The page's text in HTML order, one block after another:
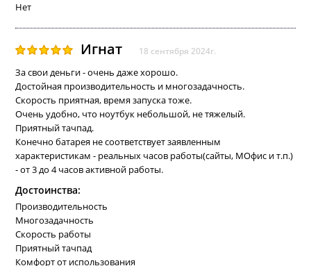
Нет
Игнат 18 сентября 2024г.
За свои деньги - очень даже хорошо.
Достойная производительность и многозадачность.
Скорость приятная, время запуска тоже.
Очень удобно, что ноутбук небольшой, не тяжелый.
Приятный тачпад.
Конечно батарея не соответствует заявленным
характеристикам - реальных часов работы(сайты, МОфис и т.п.)
- от 3 до 4 часов активной работы.
Достоинства:
Производительность
Многозадачность
Скорость работы
Приятный тачпад
Комфорт от использования